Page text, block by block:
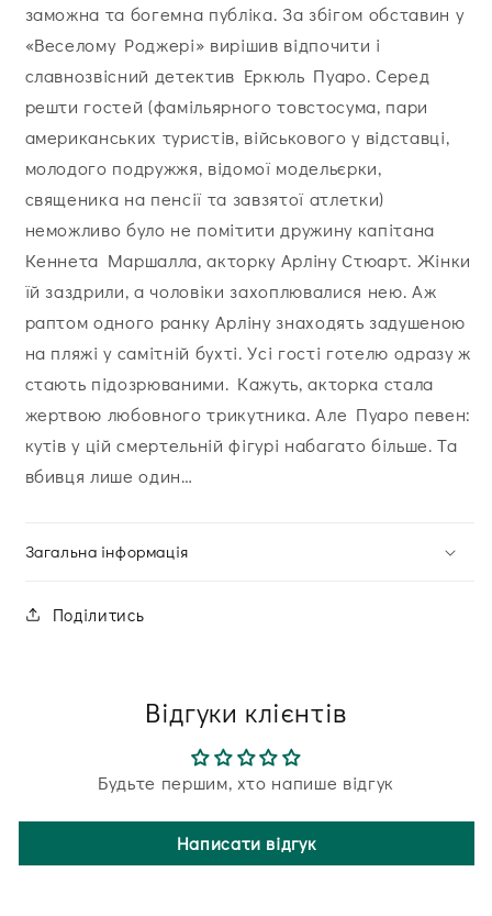
заможна та богемна публіка. За збігом обставин у
«Веселому Роджері» вирішив відпочити і
славнозвісний детектив Еркюль Пуаро. Серед
решти гостей (фамільярного товстосума, пари
американських туристів, військового у відставці,
молодого подружжя, відомої модельєрки,
священика на пенсії та завзятої атлетки)
неможливо було не помітити дружину капітана
Кеннета Маршалла, акторку Арліну Стюарт. Жінки
їй заздрили, а чоловіки захоплювалися нею. Аж
раптом одного ранку Арліну знаходять задушеною
на пляжі у самітній бухті. Усі гості готелю одразу ж
стають підозрюваними. Кажуть, акторка стала
жертвою любовного трикутника. Але Пуаро певен:
кутів у цій смертельній фігурі набагато більше. Та
вбивця лише один…
Загальна інформація
Поділитись
Відгуки клієнтів
Будьте першим, хто напише відгук
Написати відгук